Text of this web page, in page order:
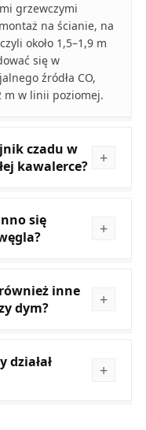
grzewczymi
na ścianie, na
około 1,5–1,9 m
się w
źródła CO,
m w linii poziomej.
czadu w
kawalerce?
się
inne
dym?
działał